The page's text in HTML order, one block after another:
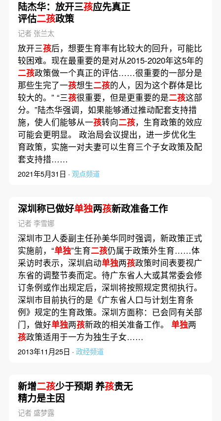
陆杰华：放开三孩应先真正
评估二孩政策
记者 张兰太
放开三孩后，想要生育率有比较大的回升，可能比
较困难。现在最重要的是对从2015-2020年这5年的
二孩政策做一个真正的评估……很重要的一部分是
那些生完了一孩想生二孩的人，因为这个群体是比
较大的。” “三孩很重要，但是更重要的是二孩这部
分。”陆杰华强调，如果能够通过推动配套支持措
施，使人们能够从一孩转向二孩，生育政策的效应
可能会更明显。 政治局会议提出，进一步优化生
育政策，实施一对夫妻可以生育三个子女政策及配
套支持措……
2021年5月31日 · 观点频道
深圳称已做好单独两孩新政准备工作
记者 李雪娜
深圳市卫人委副主任孙美华同时强调，新政策正式
实施前，“单独”生育二孩仍属于政策外生育……体
采访时表示，深圳启动单独两孩政策时间表要视广
东省的调整节奏而定。待广东省人大或其常委会修
订条例或作出规定后，深圳将按照规定贯彻执行。
深圳市目前执行的是《广东省人口与计划生育条
例》规定的生育政策。深圳方面称：已会同有关部
门，做好单独两孩新政的相关准备工作。 单独两
孩政策适用于一方为独生子女……
2013年11月25日 · 政经频道
新增二孩少于预期 养孩贵无
精力是主因
记者 盛梦露